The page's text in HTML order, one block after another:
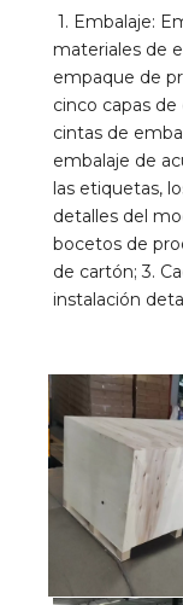
1. Embalaje:
materiales de
empaque de
cinco capas
cintas de
embalaje de
las etiquetas,
detalles del
bocetos de
de cartón; 3.
instalación